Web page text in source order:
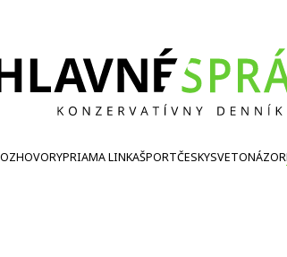
PRIAMA LINKAŠPORTČESKYSVETONÁZOR